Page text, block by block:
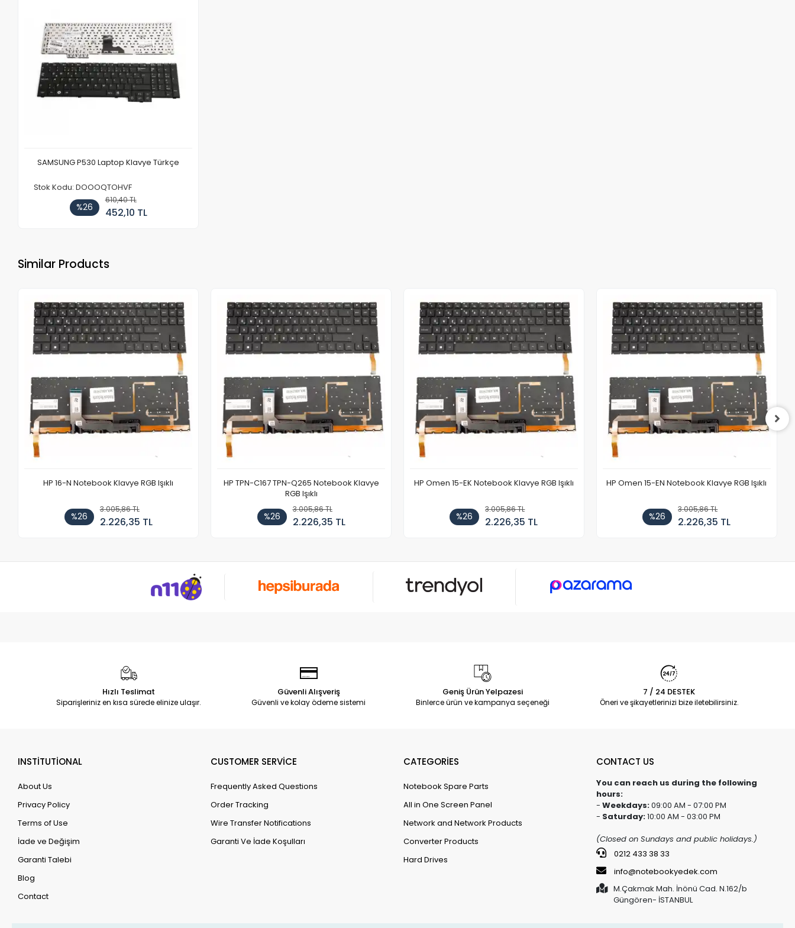
SAMSUNG P530 Laptop Klavye Türkçe
Stok Kodu: DOOOQTOHVF
%26
610,40 TL
452,10 TL
Similar Products
HP 16-N Notebook Klavye RGB Işıklı
%26
3.005,86 TL
2.226,35 TL
HP TPN-C167 TPN-Q265 Notebook Klavye
RGB Işıklı
%26
3.005,86 TL
2.226,35 TL
HP Omen 15-EK Notebook Klavye RGB Işıklı
%26
3.005,86 TL
2.226,35 TL
HP Omen 15-EN Notebook Klavye RGB Işıklı
%26
3.005,86 TL
2.226,35 TL
Hızlı Teslimat
Siparişleriniz en kısa sürede elinize ulaşır.
Güvenli Alışveriş
Güvenli ve kolay ödeme sistemi
Geniş Ürün Yelpazesi
Binlerce ürün ve kampanya seçeneği
7 / 24 DESTEK
Öneri ve şikayetlerinizi bize iletebilirsiniz.
INSTİTUTİONAL
About Us
Privacy Policy
Terms of Use
İade ve Değişim
Garanti Talebi
Blog
Contact
CUSTOMER SERVİCE
Frequently Asked Questions
Order Tracking
Wire Transfer Notifications
Garanti Ve İade Koşulları
CATEGORİES
Notebook Spare Parts
All in One Screen Panel
Network and Network Products
Converter Products
Hard Drives
CONTACT US
You can reach us during the following
hours:
- Weekdays:09:00 AM - 07:00 PM
- Saturday:10:00 AM - 03:00 PM
(Closed on Sundays and public holidays.)
0212 433 38 33
info@notebookyedek.com
M.Çakmak Mah. İnönü Cad. N.162/b
Güngören- İSTANBUL